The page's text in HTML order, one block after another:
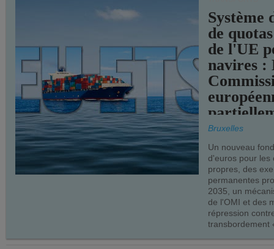
Système
de
de l'UE
navires :
Bruxelles
Un nouveau
d'euros pour les
propres, des
permanentes
2035, un
de l'OMI et des
répression
transbordement